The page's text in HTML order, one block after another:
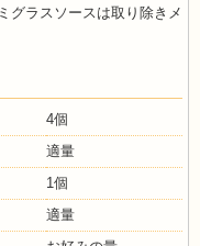
グラスソースは取り除きメ
4個
適量
1個
適量